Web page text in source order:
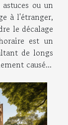
ou un
à l'étranger,
le décalage
est un
de longs
causé...